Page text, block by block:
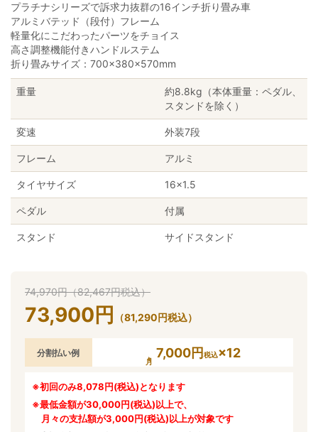
プラチナシリーズで訴求力抜群の16インチ折り畳み車
アルミバテッド（段付）フレーム
軽量化にこだわったパーツをチョイス
高さ調整機能付きハンドルステム
折り畳みサイズ：700×380×570mm
重量
約8.8kg（本体重量：ペダル、
スタンドを除く）
変速 外装7段
フレーム アルミ
タイヤサイズ 16×1.5
ペダル 付属
スタンド サイドスタンド
74,970円（82,467円税込）
73,900 円 （81,290円税込）
分割払い例 7,000円税込×12
※初回のみ8,078円(税込)となります
※最低金額が30,000円(税込)以上で、
月々の支払額が3,000円(税込)以上が対象です